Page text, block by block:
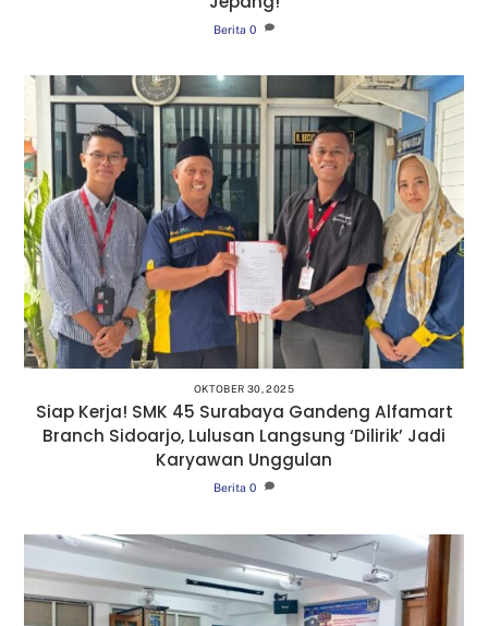
Berita 0
OKTOBER 30, 2025
Siap Kerja! SMK 45 Surabaya Gandeng Alfamart
Branch Sidoarjo, Lulusan Langsung ‘Dilirik’ Jadi
Karyawan Unggulan
Berita 0